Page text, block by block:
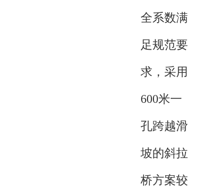
全系数满
足规范要
求，采用
600米一
孔跨越滑
坡的斜拉
桥方案较